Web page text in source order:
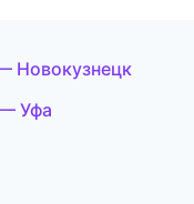
Новокузнецк
Уфа